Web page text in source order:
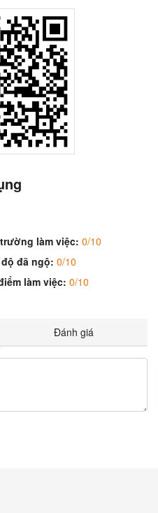
làm việc:0/10
độ đã ngộ:0/10
làm việc:0/10
Đánh giá